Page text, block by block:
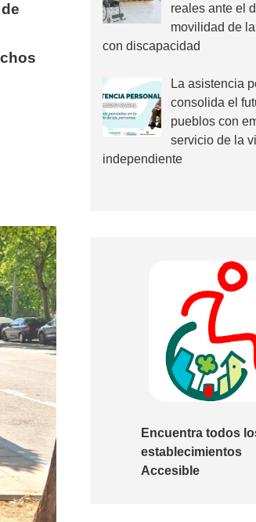
DIVERSALIA»
reales ante el
movilidad de
con discapacidad
La asistencia
consolida el
pueblos con
servicio de la
independiente
Encuentra todos
establecimientos
Accesible